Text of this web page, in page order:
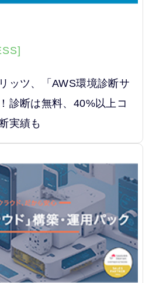
ッツ、「AWS環境診断サ
診断は無料、40%以上コ
実績も